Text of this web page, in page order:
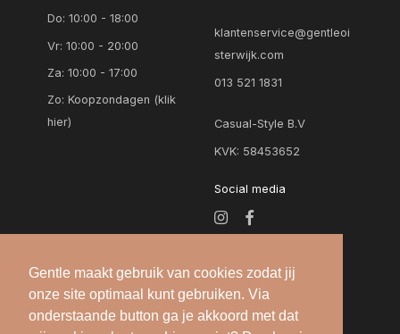
Gentle maakt gebruik van cookies zodat jij
onze site optimaal kunt gebruiken. Via
onderstaande button ga je akkoord met dat
Do: 10:00 - 18:00
Vr: 10:00 - 20:00
Za: 10:00 - 17:00
Zo:Koopzondagen (klik
hier)
klantenservice@gentleoi
sterwijk.com
013 521 1831
Casual-Style B.V
KVK: 58453652
Social media